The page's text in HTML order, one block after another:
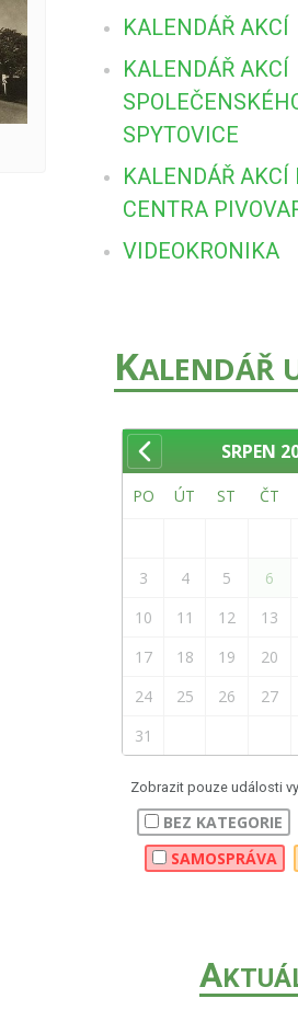
KALENDÁŘ AKCÍ
KALENDÁŘ AKCÍ
SPYTOVICE
KALENDÁŘ
CENTRA
VIDEOKRONIKA
KALENDÁŘ
SRPEN
PO ÚT ST ČT
3
4 5 6
10
11 12 13
17
18 19 20
24
25 26 27
31
Zobrazit pouze události
BEZ KATEGORIE
SAMOSPRÁVA
A